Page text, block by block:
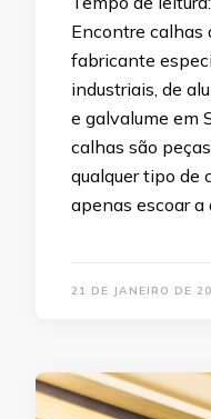
Encontre calhas
fabricante
industriais, de
e galvalume em
calhas são
qualquer tipo de
apenas escoar a
21 DE JANEIRO DE